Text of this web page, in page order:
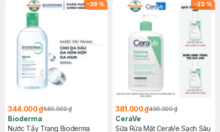
-39 %
344.000 ₫560.000 ₫
Bioderma
Nước Tẩy Trang Bioderma
-22 %
381.000 ₫490.000 ₫
CeraVe
Sữa Rửa Mặt CeraVe Sạch Sâu